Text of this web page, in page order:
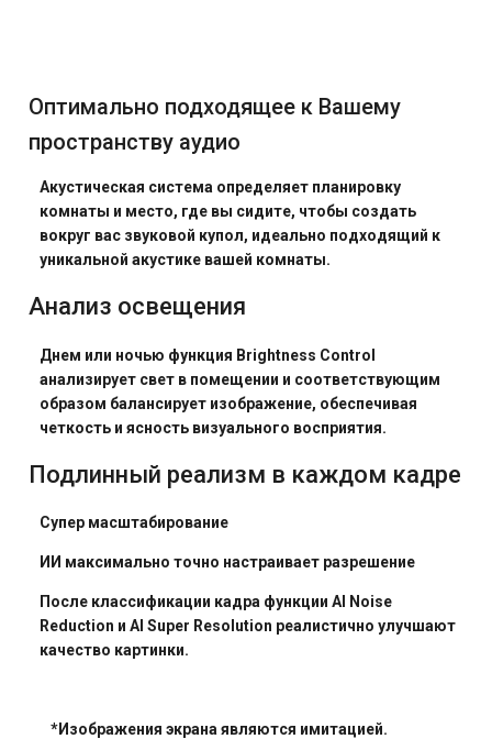
Оптимально подходящее к Вашему
пространству аудио
Акустическая система определяет планировку
комнаты и место, где вы сидите, чтобы создать
вокруг вас звуковой купол, идеально подходящий к
уникальной акустике вашей комнаты.
Анализ освещения
Днем или ночью функция Brightness Control
анализирует свет в помещении и соответствующим
образом балансирует изображение, обеспечивая
четкость и ясность визуального восприятия.
Подлинный реализм в каждом кадре
Супер масштабирование
ИИ максимально точно настраивает разрешение
После классификации кадра функции AI Noise
Reduction и AI Super Resolution реалистично улучшают
качество картинки.
*Изображения экрана являются имитацией.